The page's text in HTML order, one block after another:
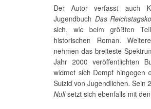
Der Autor verfasst auch
Jugendbuch Das
sich, wie beim größten
historischen Roman.
nehmen das breiteste
Jahr 2000 veröffentlichten
widmet sich Dempf hingegen
Suizid von Jugendlichen. Sein
Nullsetzt sich ebenfalls mit